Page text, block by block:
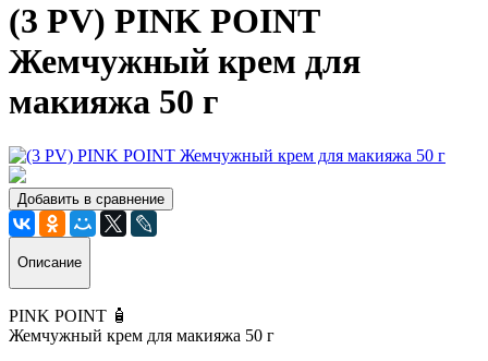
(3 PV) PINK POINT
Жемчужный крем для
макияжа 50 г
Добавить в сравнение
Описание
PINK POINT 🧴
Жемчужный крем для макияжа 50 г